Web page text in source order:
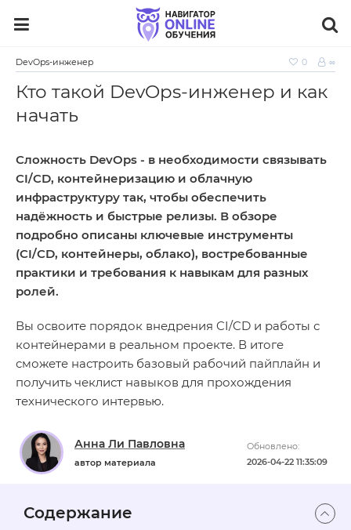
DevOps-инженер 0 ∞
Кто такой DevOps‑инженер и как
начать
Сложность DevOps - в необходимости связывать
CI/CD, контейнеризацию и облачную
инфраструктуру так, чтобы обеспечить
надёжность и быстрые релизы. В обзоре
подробно описаны ключевые инструменты
(CI/CD, контейнеры, облако), востребованные
практики и требования к навыкам для разных
ролей.
Вы освоите порядок внедрения CI/CD и работы с
контейнерами в реальном проекте. В итоге
сможете настроить базовый рабочий пайплайн и
получить чеклист навыков для прохождения
технического интервью.
Обновлено:
2026-04-22 11:35:09
Анна Ли Павловна
автор материала
Содержание